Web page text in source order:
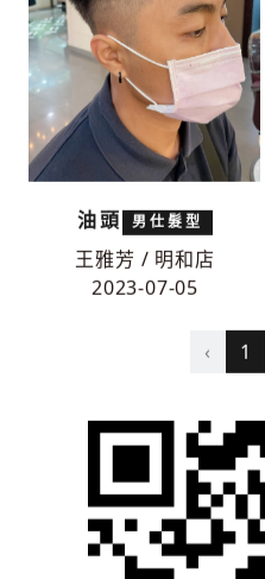
油頭 男仕髮型
王雅芳 / 明和店
1